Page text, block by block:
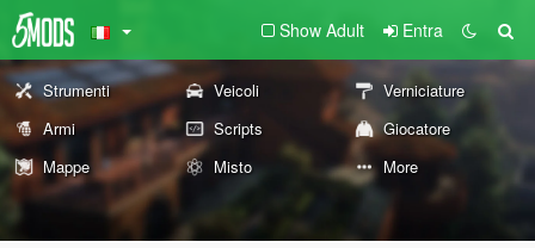
Show Adult Entra
Strumenti Veicoli
Verniciature
Armi
Scripts
Giocatore
Mappe
Misto More